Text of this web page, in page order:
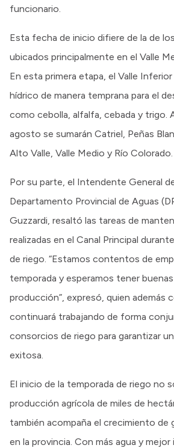
funcionario.
Esta fecha de inicio difiere de la de
ubicados principalmente en el Valle
En esta primera etapa, el Valle
hídrico de manera temprana para el
como cebolla, alfalfa, cebada y trigo.
agosto se sumarán Catriel, Peñas
Alto Valle, Valle Medio y Río Colorado.
Por su parte, el Intendente General
Departamento Provincial de Aguas
Guzzardi, resaltó las tareas de
realizadas en el Canal Principal
de riego. “Estamos contentos de
temporada y esperamos tener
producción”, expresó, quien además
continuará trabajando de forma
consorcios de riego para garantizar
exitosa.
El inicio de la temporada de riego no
producción agrícola de miles de
también acompaña el crecimiento de
en la provincia. Con más agua y